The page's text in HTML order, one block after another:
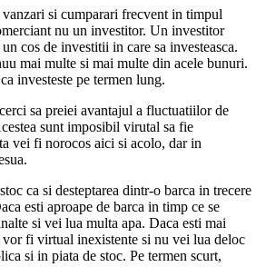
vanzari si cumparari frecvent in timpul
nu un investitor. Un investitor
cos de investitii in care sa investeasca.
mai multe si mai multe din acele bunuri.
investeste pe termen lung.
sa preiei avantajul a fluctuatiilor de
sunt imposibil virutal sa fie
vei fi norocos aici si acolo, dar in
ca si desteptarea dintr-o barca in trecere
esti aproape de barca in timp ce se
si vei lua multa apa. Daca esti mai
vor fi virtual inexistente si nu vei lua deloc
si in piata de stoc. Pe termen scurt,